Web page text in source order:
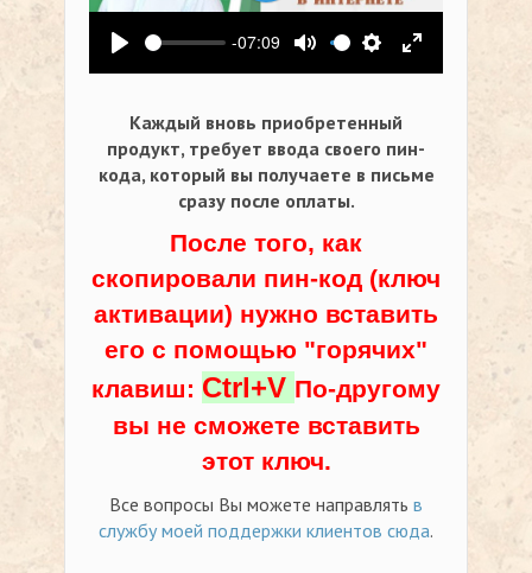
Воспроизвести
-07:09
Выключить звук
Настройки
На весь
Каждый вновь приобретенный
продукт, требует ввода своего пин-
кода, который вы получаете в письме
сразу после оплаты.
После того, как
скопировали пин-код (ключ
активации) нужно вставить
его с помощью "горячих"
клавиш: Ctrl+V По-другому
вы не сможете вставить
этот ключ.
Все вопросы Вы можете направлять в
службу моей поддержки клиентов сюда.